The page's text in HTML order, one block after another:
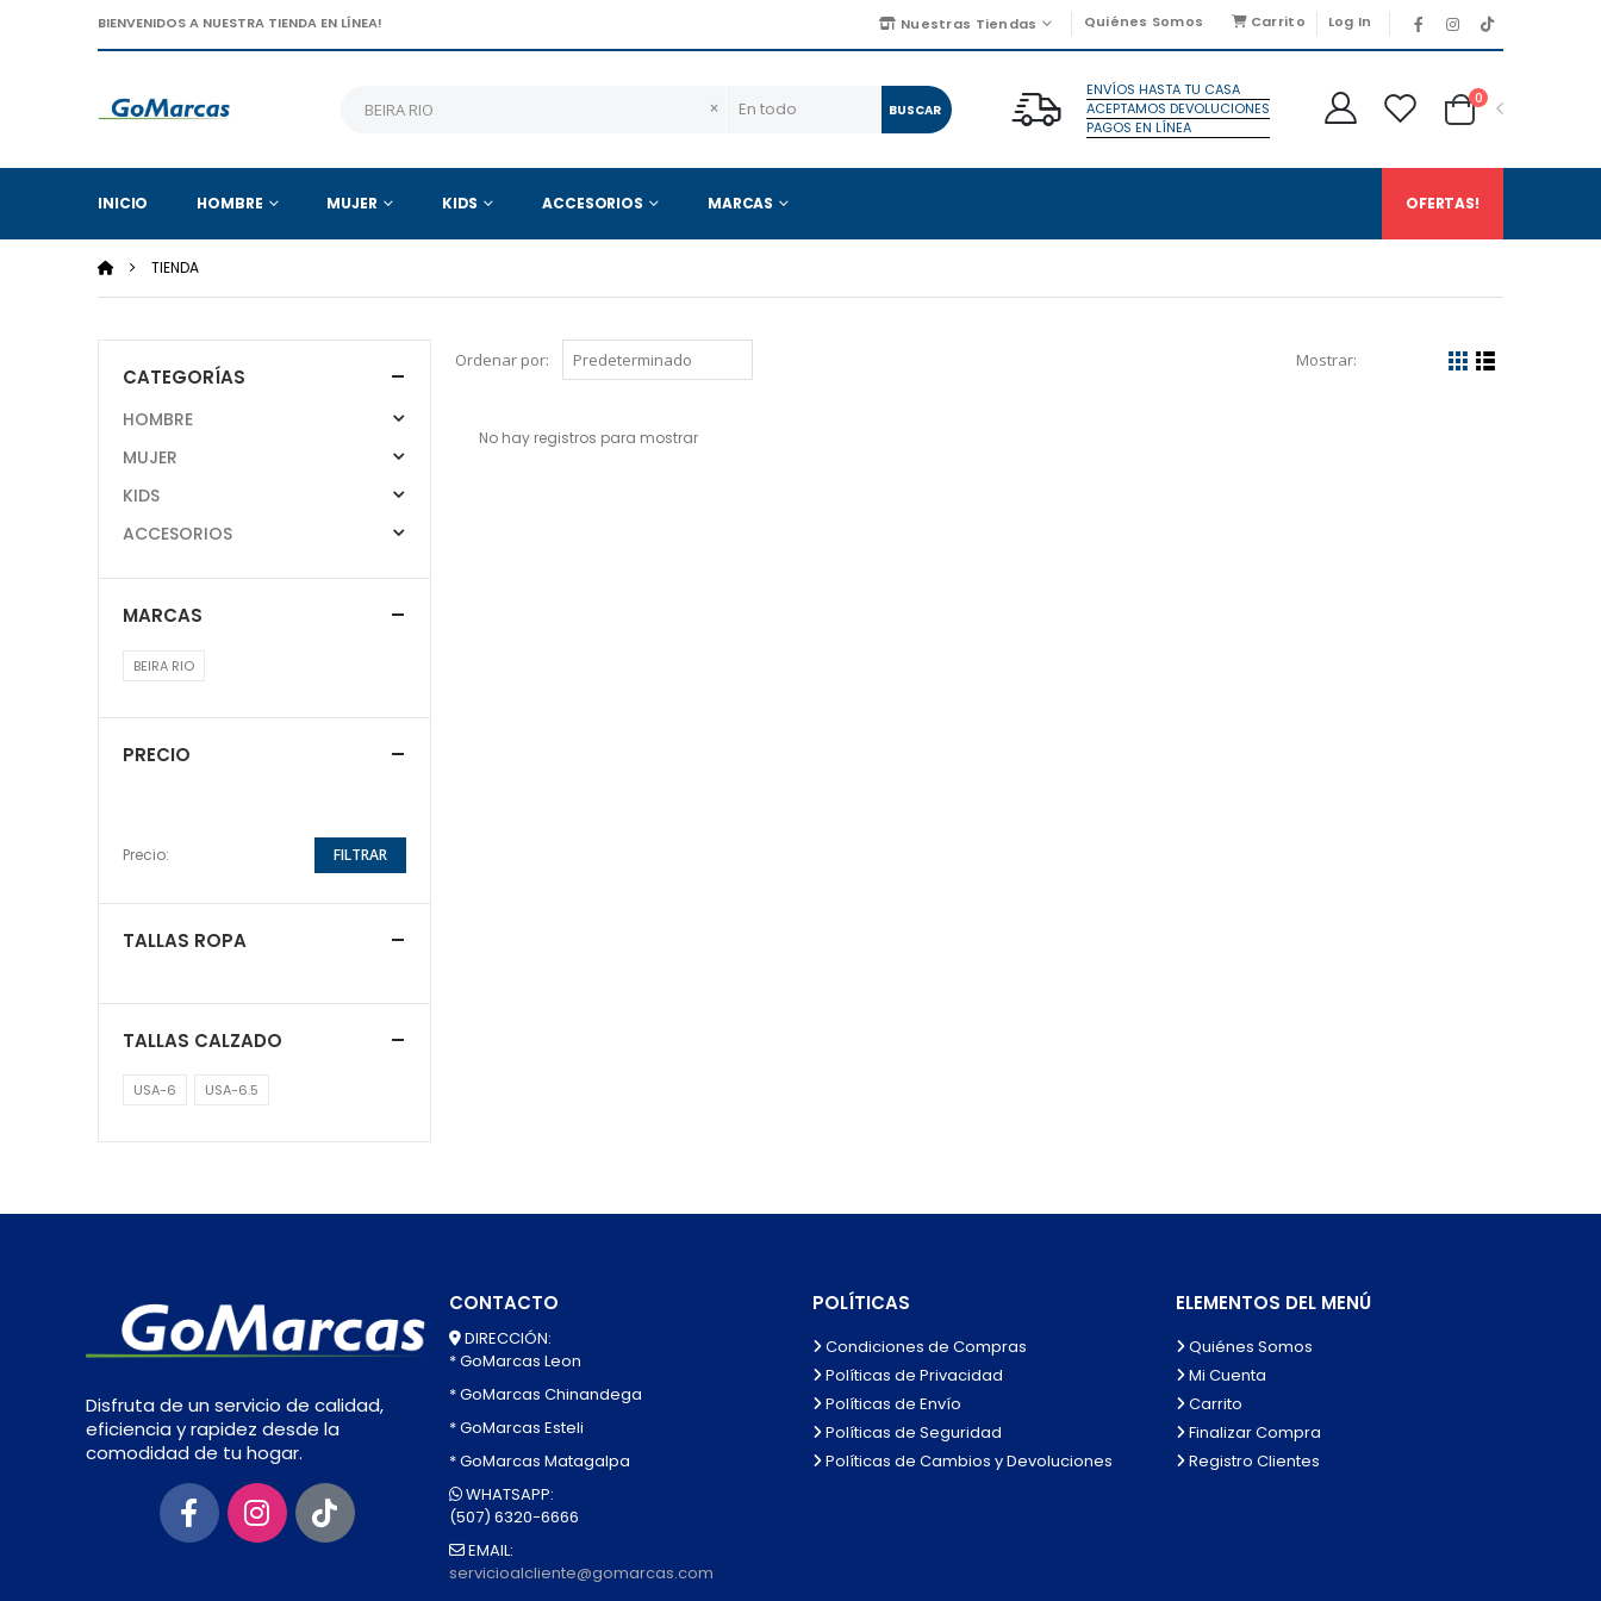
BIENVENIDOS A NUESTRA TIENDA EN LÍNEA! Nuestras Tiendas Quiénes Somos Carrito Log In
× BUSCAR
ENVÍOS HASTA TU CASA
ACEPTAMOS DEVOLUCIONES
PAGOS EN LÍNEA
0
INICIO HOMBRE MUJER KIDS ACCESORIOS MARCAS OFERTAS!
TIENDA
Ordenar por: Mostrar:
No hay registros para mostrar
CATEGORÍAS
HOMBRE
MUJER
KIDS
ACCESORIOS
MARCAS
BEIRA RIO
PRECIO
Precio: FILTRAR
TALLAS ROPA
TALLAS CALZADO
USA-6 USA-6.5
Disfruta de un servicio de calidad,
eficiencia y rapidez desde la
comodidad de tu hogar.
CONTACTO
DIRECCIÓN:
* GoMarcas Leon
* GoMarcas Chinandega
* GoMarcas Esteli
* GoMarcas Matagalpa
WHATSAPP:
(507) 6320-6666
EMAIL:
servicioalcliente@gomarcas.com
POLÍTICAS
Condiciones de Compras
Políticas de Privacidad
Políticas de Envío
Políticas de Seguridad
Políticas de Cambios y Devoluciones
ELEMENTOS DEL MENÚ
Quiénes Somos
Mi Cuenta
Carrito
Finalizar Compra
Registro Clientes